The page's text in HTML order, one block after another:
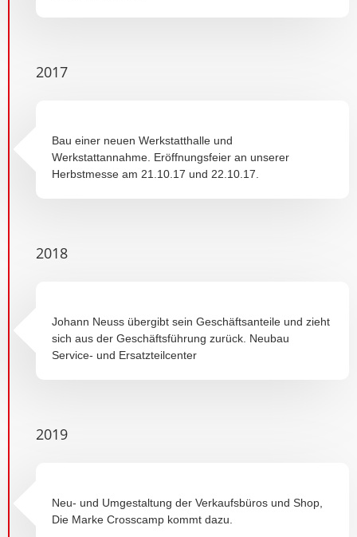
Bau einer neuen Werkstatthalle und
Werkstattannahme. Eröffnungsfeier an unserer
Herbstmesse am 21.10.17 und 22.10.17.
2017
Johann Neuss übergibt sein Geschäftsanteile und zieht
sich aus der Geschäftsführung zurück. Neubau
Service- und Ersatzteilcenter
2018
Neu- und Umgestaltung der Verkaufsbüros und Shop,
Die Marke Crosscamp kommt dazu.
2019